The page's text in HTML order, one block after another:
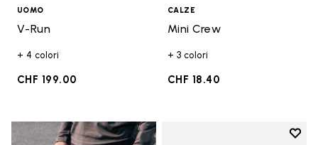
UOMO
V-Run
+ 4 colori
CHF 199.00
CALZE
Mini Crew
+ 3 colori
CHF 18.40
Add